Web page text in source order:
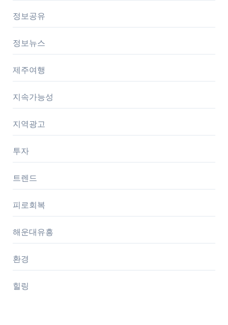
정보공유
정보뉴스
제주여행
지속가능성
지역광고
투자
트렌드
피로회복
해운대유흥
환경
힐링